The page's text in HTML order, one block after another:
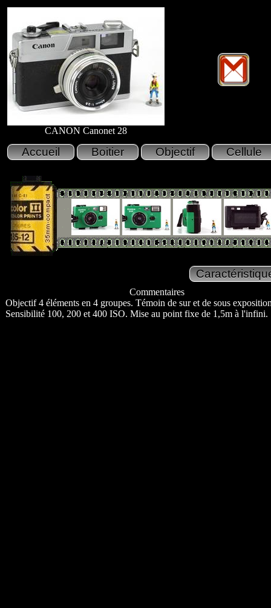
CANON Canonet 28
Commentaires
Objectif 4 éléments en 4 groupes. Témoin de sur et de sous
Sensibilité 100, 200 et 400 ISO. Mise au point fixe de 1,5m à l'infini.